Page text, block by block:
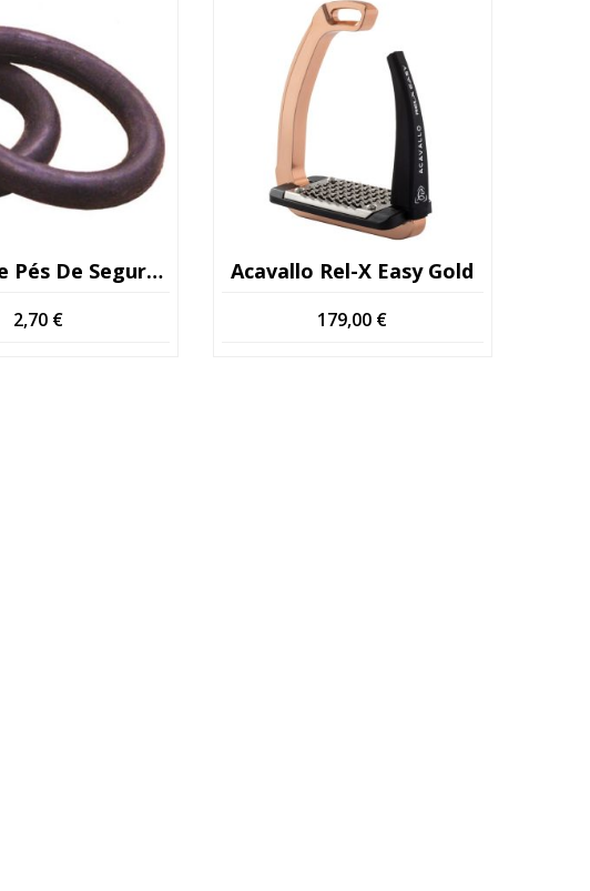
Apoios De Pés De Segurança Com Elásticos (Kopio)
2,70 €
Acavallo Rel-X Easy Gold
179,00 €